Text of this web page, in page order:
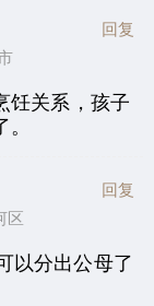
回复
饪关系，孩子
区
回复
以分出公母了